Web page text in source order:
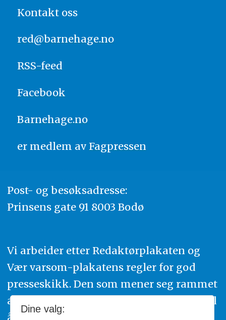
Kontakt oss
red@barnehage.no
RSS-feed
Facebook
Barnehage.no
er medlem av Fagpressen
Post- og besøksadresse:
Prinsens gate 91 8003 Bodø
Vi arbeider etter Redaktørplakaten og
Vær varsom-plakatens regler for god
presseskikk. Den som mener seg rammet
av urettmessig publisering, oppfordres til
å ta kontakt med redaksjonen. Du kan
Dine valg: